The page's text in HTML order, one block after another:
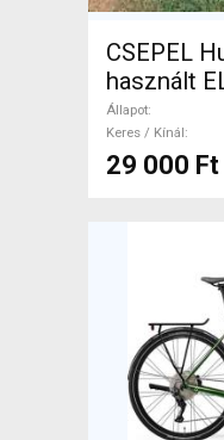
CSEPEL
használt
Állapot
Keres / Kínál
29 000 Ft